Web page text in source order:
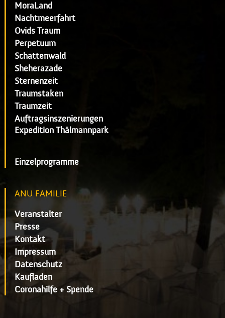
MoraLand
Nachtmeerfahrt
Ovids Traum
Perpetuum
Schattenwald
Sheherazade
Sternenzeit
Traumstaken
Traumzeit
Auftragsinszenierungen
Expedition Thälmannpark
Einzelprogramme
ANU FAMILIE
Veranstalter
Presse
Kontakt
Impressum
Datenschutz
Kaufladen
Coronahilfe + Spende